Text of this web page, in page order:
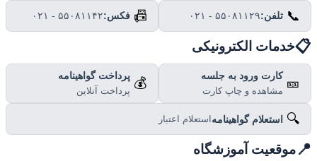
📞 تلفن:۰۲۱ - ۵۵۰۸۱۱۲۹ 📠 فکس:۰۲۱ - ۵۵۰۸۱۱۴۲
خدمات الکترونیکی
🎫 کارت ورود به جلسه
مشاهده و چاپ کارت
💰 پرداخت گواهینامه
پرداخت آنلاین
🔍 استعلام گواهینامهاستعلام اعتبار
موقعیت آموزشگاه